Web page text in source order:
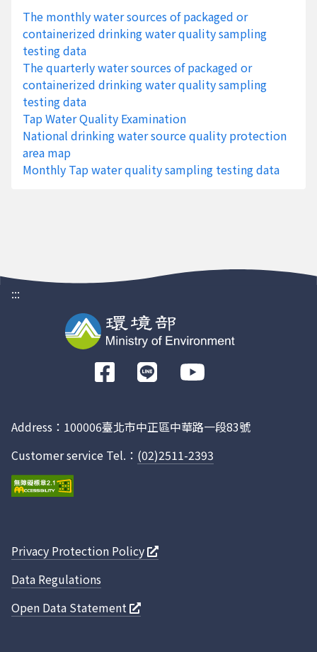
P500
5324
國地水
泥工業
股份有
限公司
第二廠
SB01 水量 1150809
P570
0619
正仁牧
場
P570
0619
正仁牧
場
A01-08 導電度 1150809
正仁牧
A01-08
氫離子
1150809
P570
1063
草湖牧
A01-03 導電度
草湖牧
場
A01-03
氫離子
濃度指
草湖牧
T01-01 視訊
4045
業有限
公司
D01 視訊
P560
2252
家賢畜
牧場
技股份
司
P480
美達食
T01-10
The monthly water sources of packaged or
containerized drinking water quality sampling
testing data
The quarterly water sources of packaged or
containerized drinking water quality sampling
testing data
Tap Water Quality Examination
National drinking water source quality protection
area map
Monthly Tap water quality sampling testing data
:::
前
往
Address：100006臺北市中正區中華路一段83號
Customer service Tel.： (02)2511-2393
Privacy Protection Policy
Data Regulations
Open Data Statement